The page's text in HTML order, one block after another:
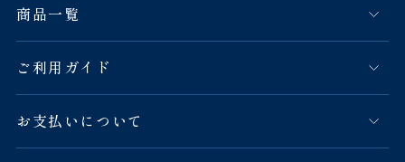
商品一覧
ご利用ガイド
お支払いについて